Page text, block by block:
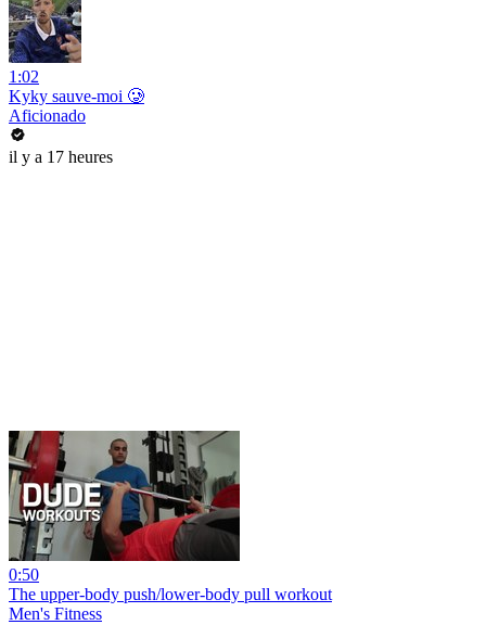
1:02
Kyky sauve-moi 🥲
Aficionado
il y a 17 heures
0:50
The upper-body push/lower-body pull workout
Men's Fitness